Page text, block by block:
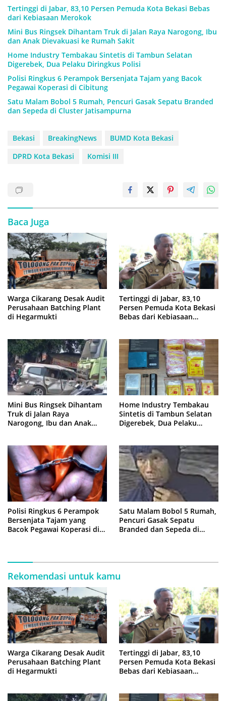
Tertinggi di Jabar, 83,10 Persen Pemuda Kota Bekasi Bebas
dari Kebiasaan Merokok
Mini Bus Ringsek Dihantam Truk di Jalan Raya Narogong, Ibu
dan Anak Dievakuasi ke Rumah Sakit
Home Industry Tembakau Sintetis di Tambun Selatan
Digerebek, Dua Pelaku Diringkus Polisi
Polisi Ringkus 6 Perampok Bersenjata Tajam yang Bacok
Pegawai Koperasi di Cibitung
Satu Malam Bobol 5 Rumah, Pencuri Gasak Sepatu Branded
dan Sepeda di Cluster Jatisampurna
Bekasi BreakingNews
BUMD Kota Bekasi
DPRD Kota Bekasi
Komisi III
Baca Juga
Warga Cikarang Desak Audit
Perusahaan Batching Plant
di Hegarmukti
Tertinggi di Jabar, 83,10
Persen Pemuda Kota Bekasi
Bebas dari Kebiasaan
Mini Bus Ringsek Dihantam
Truk di Jalan Raya
Narogong, Ibu dan Anak
Home Industry Tembakau
Sintetis di Tambun Selatan
Digerebek, Dua Pelaku
Polisi Ringkus 6 Perampok
Bersenjata Tajam yang
Bacok Pegawai Koperasi di
Satu Malam Bobol 5 Rumah,
Pencuri Gasak Sepatu
Branded dan Sepeda di
Rekomendasi untuk kamu
Warga Cikarang Desak Audit
Perusahaan Batching Plant
di Hegarmukti
Tertinggi di Jabar, 83,10
Persen Pemuda Kota Bekasi
Bebas dari Kebiasaan